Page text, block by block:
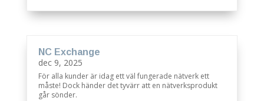
NC Exchange
dec 9, 2025
För alla kunder är idag ett väl fungerade nätverk ett
måste! Dock händer det tyvärr att en nätverksprodukt
går sönder.